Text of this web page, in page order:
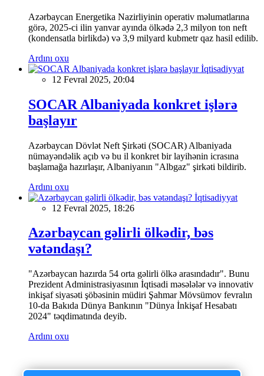
Azərbaycan Energetika Nazirliyinin operativ məlumatlarına
görə, 2025-ci ilin yanvar ayında ölkədə 2,3 milyon ton neft
(kondensatla birlikdə) və 3,9 milyard kubmetr qaz hasil edilib.
Ardını oxu
İqtisadiyyat
12 Fevral 2025, 20:04
SOCAR Albaniyada konkret işlərə
başlayır
Azərbaycan Dövlət Neft Şirkəti (SOCAR) Albaniyada
nümayəndəlik açıb və bu il konkret bir layihənin icrasına
başlamağa hazırlaşır, Albaniyanın "Albgaz" şirkəti bildirib.
Ardını oxu
İqtisadiyyat
12 Fevral 2025, 18:26
Azərbaycan gəlirli ölkədir, bəs
vətəndaşı?
"Azərbaycan hazırda 54 orta gəlirli ölkə arasındadır". Bunu
Prezident Administrasiyasının İqtisadi məsələlər və innovativ
inkişaf siyasəti şöbəsinin müdiri Şahmar Mövsümov fevralın
10-da Bakıda Dünya Bankının "Dünya İnkişaf Hesabatı
2024" təqdimatında deyib.
Ardını oxu